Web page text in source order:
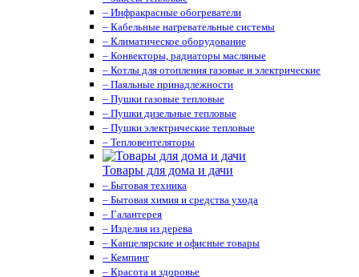
– Инфракрасные обогреватели
– Кабельные нагревательные системы
– Климатическое оборудование
– Конвекторы, радиаторы масляные
– Котлы для отопления газовые и электрические
– Паяльные принадлежности
– Пушки газовые тепловые
– Пушки дизельные тепловые
– Пушки электрические тепловые
– Тепловентеляторы
Товары для дома и дачи
– Бытовая техника
– Бытовая химия и средства ухода
– Галантерея
– Изделия из дерева
– Канцелярские и офисные товары
– Кемпинг
– Красота и здоровье